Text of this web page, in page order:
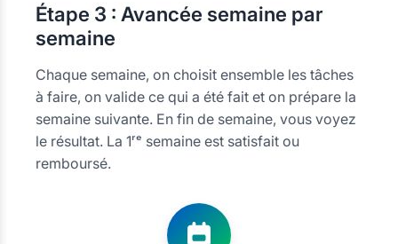
Étape 3 : Avancée semaine par
semaine
Chaque semaine, on choisit ensemble les tâches
à faire, on valide ce qui a été fait et on prépare la
semaine suivante. En fin de semaine, vous voyez
le résultat. La 1ʳᵉ semaine est satisfait ou
remboursé.